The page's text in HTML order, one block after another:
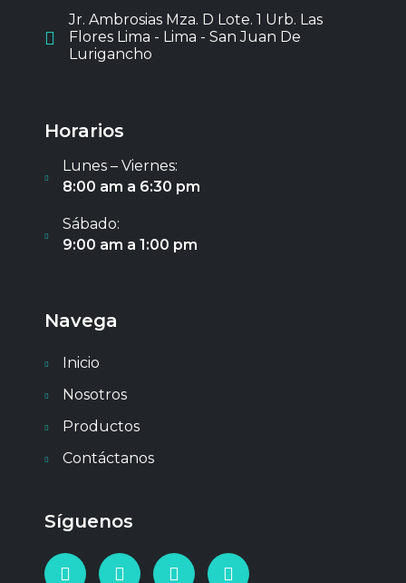
Jr. Ambrosias Mza. D Lote. 1 Urb. Las
Flores Lima - Lima - San Juan De
Lurigancho
Horarios
Lunes – Viernes:
8:00 am a 6:30 pm
Sábado:
9:00 am a 1:00 pm
Navega
Inicio
Nosotros
Productos
Contáctanos
Síguenos